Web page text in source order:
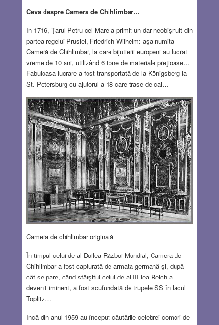
Ceva despre Camera de Chihlimbar…
În 1716, Ţarul Petru cel Mare a primit un dar neobişnuit din
partea regelui Prusiei, Friedrich Wilhelm: aşa-numita
Cameră de Chihlimbar, la care bijutierii europeni au lucrat
vreme de 10 ani, utilizând 6 tone de materiale preţioase…
Fabuloasa lucrare a fost transportată de la Königsberg la
St. Petersburg cu ajutorul a 18 care trase de cai…
Camera de chihlimbar originală
În timpul celui de al Doilea Război Mondial, Camera de
Chihlimbar a fost capturată de armata germană şi, după
cât se pare, când sfârşitul celui de al III-lea Reich a
devenit iminent, a fost scufundată de trupele SS în lacul
Toplitz…
Încă din anul 1959 au început căutările celebrei comori de